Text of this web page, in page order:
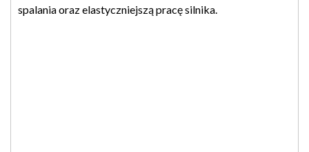
spalania oraz elastyczniejszą pracę silnika.